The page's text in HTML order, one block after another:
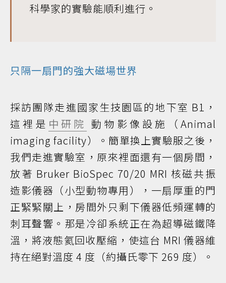
科學家的實驗能順利進行。
只隔一扇門的強大磁場世界
採訪團隊走進國家生技園區的地下室 B1，
這裡是 中研院 動物影像設施（Animal
imaging facility）。簡單換上實驗服之後，
我們走進實驗室，原來裡面還有一個房間，
放著 Bruker BioSpec 70/20 MRI 核磁共振
造影儀器（小型動物專用），一扇厚重的門
正緊緊關上，房間外只剩下儀器低頻運轉的
刺耳聲響。那是冷卻系統正在為超導磁鐵降
溫，將液態氦回收壓縮，使這台 MRI 儀器維
持在絕對溫度 4 度（約攝氏零下 269 度）。